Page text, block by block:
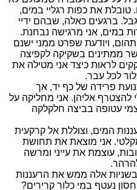
את כפות רגליי במים,
ברגעים כאלה, שבהם ידיי
במים, אני מרגישה נבחנת.
ויודעת שפרט ממני ישנם
ממתינים בשקיקה לקפיצה
לראות כיצד אני מטילה את
לכל עבר.
פרידה של כף יד, אך
להצטרף אליהן. אני מחליקה על
עטופה בביצה חלקלקה
המים, וצוללת אל קרקעית
אני מוצאת את תחושת
עוצמת את עייני ומרשה
אלה ממש את הרעננות
נעטף במי כלור קרירים?